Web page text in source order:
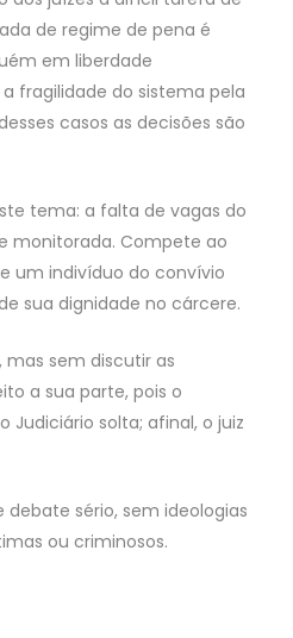
de regime de pena é
em liberdade
fragilidade do sistema pela
casos as decisões são
tema: a falta de vagas do
monitorada. Compete ao
um indivíduo do convívio
sua dignidade no cárcere.
sem discutir as
a sua parte, pois o
solta; afinal, o juiz
sério, sem ideologias
ou criminosos.